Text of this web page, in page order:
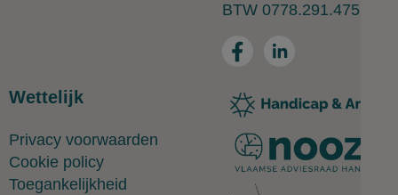
BTW 0778.291.475
Wettelijk
Privacy voorwaarden
Cookie policy
Toegankelijkheid